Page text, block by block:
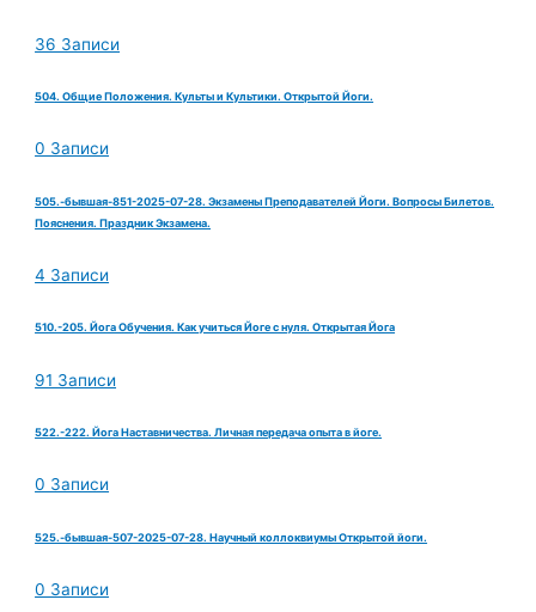
36 Записи
504. Общие Положения. Культы и Культики. Открытой Йоги.
0 Записи
505.-бывшая-851-2025-07-28. Экзамены Преподавателей Йоги. Вопросы Билетов.
Пояснения. Праздник Экзамена.
4 Записи
510.-205. Йога Обучения. Как учиться Йоге с нуля. Открытая Йога
91 Записи
522.-222. Йога Наставничества. Личная передача опыта в йоге.
0 Записи
525.-бывшая-507-2025-07-28. Научный коллоквиумы Открытой йоги.
0 Записи